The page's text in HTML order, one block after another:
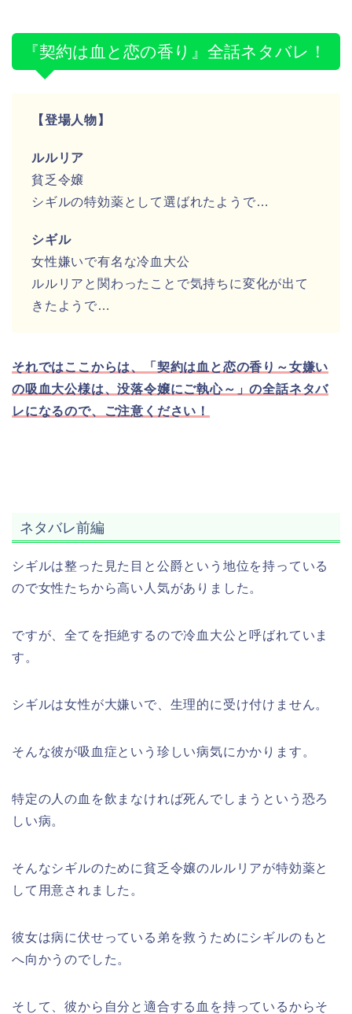
『契約は血と恋の香り』全話ネタバレ！
【登場人物】
ルルリア
貧乏令嬢
シギルの特効薬として選ばれたようで…
シギル
女性嫌いで有名な冷血大公
ルルリアと関わったことで気持ちに変化が出て
きたようで…
それではここからは、「契約は血と恋の香り～女嫌い
の吸血大公様は、没落令嬢にご執心～」の全話ネタバ
レになるので、ご注意ください！
ネタバレ前編
シギルは整った見た目と公爵という地位を持っている
ので女性たちから高い人気がありました。
ですが、全てを拒絶するので冷血大公と呼ばれていま
す。
シギルは女性が大嫌いで、生理的に受け付けません。
そんな彼が吸血症という珍しい病気にかかります。
特定の人の血を飲まなければ死んでしまうという恐ろ
しい病。
そんなシギルのために貧乏令嬢のルルリアが特効薬と
して用意されました。
彼女は病に伏せっている弟を救うためにシギルのもと
へ向かうのでした。
そして、彼から自分と適合する血を持っているからそ